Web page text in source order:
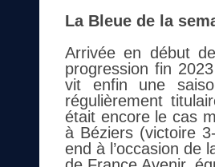
La Bleue de la
Arrivée en début
progression fin
vit enfin une
régulièrement
était encore le cas
à Béziers (victoire
end à l’occasion de